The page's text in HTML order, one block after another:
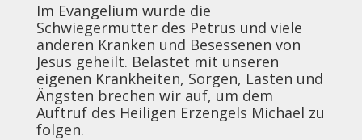
Im Evangelium wurde die
Schwiegermutter des Petrus und viele
anderen Kranken und Besessenen von
Jesus geheilt. Belastet mit unseren
eigenen Krankheiten, Sorgen, Lasten und
Ängsten brechen wir auf, um dem
Auftruf des Heiligen Erzengels Michael zu
folgen.